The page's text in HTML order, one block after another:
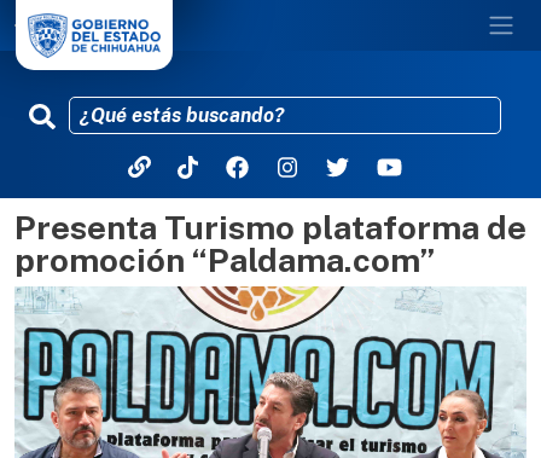
Pasar al contenido principal
Presenta Turismo plataforma de
promoción “Paldama.com”